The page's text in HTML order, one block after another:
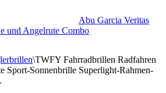
Abu Garcia Veritas
und Angelrute Combo
\TWFY Fahrradbrillen Radfahren
Sport-Sonnenbrille Superlight-Rahmen-